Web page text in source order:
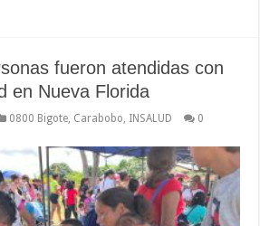
fueron atendidas con
en Nueva Florida
0800 Bigote, Carabobo, INSALUD
0